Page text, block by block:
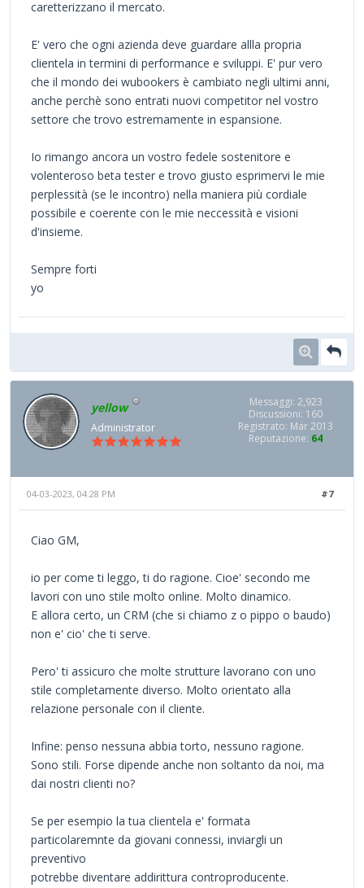
caretterizzano il mercato.
E' vero che ogni azienda deve guardare allla propria
clientela in termini di performance e sviluppi. E' pur vero
che il mondo dei wubookers è cambiato negli ultimi anni,
anche perchè sono entrati nuovi competitor nel vostro
settore che trovo estremamente in espansione.
Io rimango ancora un vostro fedele sostenitore e
volenteroso beta tester e trovo giusto esprimervi le mie
perplessità (se le incontro) nella maniera più cordiale
possibile e coerente con le mie neccessità e visioni
d'insieme.
Sempre forti
yo
yellow
Administrator
Messaggi: 2,923
Discussioni: 160
Registrato: Mar 2013
Reputazione: 64
#7
04-03-2023, 04:28 PM
Ciao GM,
io per come ti leggo, ti do ragione. Cioe' secondo me
lavori con uno stile molto online. Molto dinamico.
E allora certo, un CRM (che si chiamo z o pippo o baudo)
non e' cio' che ti serve.
Pero' ti assicuro che molte strutture lavorano con uno
stile completamente diverso. Molto orientato alla
relazione personale con il cliente.
Infine: penso nessuna abbia torto, nessuno ragione.
Sono stili. Forse dipende anche non soltanto da noi, ma
dai nostri clienti no?
Se per esempio la tua clientela e' formata
particolaremnte da giovani connessi, inviargli un
preventivo
potrebbe diventare addirittura controproducente.